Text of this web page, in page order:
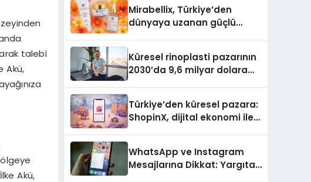
talebi
Akü,
Akü,
Mirabellix, Türkiye’den
dünyaya uzanan güçlü
Küresel rinoplasti pazarının
2030’da 9,6 milyar dolara
Türkiye’den küresel pazara:
ShopinX, dijital ekonomi ile
WhatsApp ve Instagram
Mesajlarına Dikkat: Yargıtay